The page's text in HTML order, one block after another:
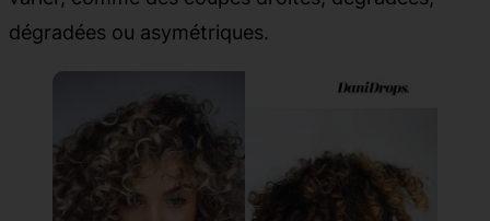
dégradées ou asymétriques.